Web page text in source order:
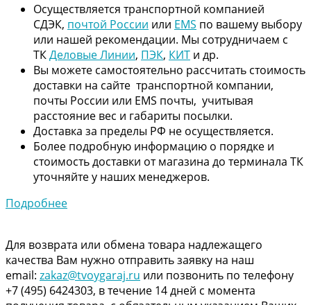
Осуществляется транспортной компанией
СДЭК, почтой России или EMS по вашему выбору
или нашей рекомендации. Мы сотрудничаем с
ТКДеловые Линии, ПЭК, КИТ и др.
Вы можете самостоятельно рассчитать стоимость
доставки на сайте транспортной компании,
почты России или EMS почты, учитывая
расстояние вес и габариты посылки.
Доставка за пределы РФ не осуществляется.
Более подробную информацию о порядке и
стоимость доставки от магазина до терминала ТК
уточняйте у наших менеджеров.
Подробнее
Для возврата или обмена товара надлежащего
качества Вам нужно отправить заявку на наш
email: zakaz@tvoygaraj.ru или позвонить по телефону
+7 (495) 6424303, в течение 14 дней с момента